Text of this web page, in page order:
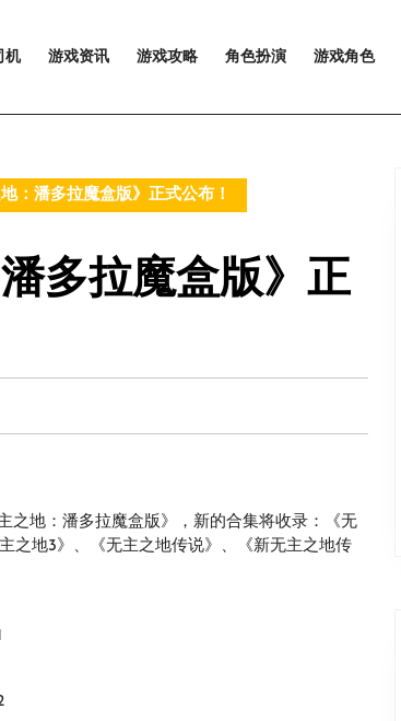
机 游戏资讯 游戏攻略 角色扮演 游戏角色
：潘多拉魔盒版》正式公布！
多拉魔盒版》正
之地：潘多拉魔盒版》，新的合集将收录：《无
之地3》、《无主之地传说》、《新无主之地传